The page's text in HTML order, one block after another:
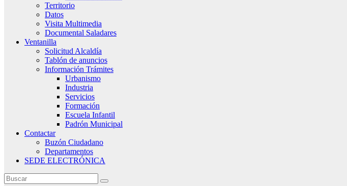
Territorio
Datos
Visita Multimedia
Documental Saladares
Ventanilla
Solicitud Alcaldía
Tablón de anuncios
Información Trámites
Urbanismo
Industria
Servicios
Formación
Escuela Infantil
Padrón Municipal
Contactar
Buzón Ciudadano
Departamentos
SEDE ELECTRÓNICA